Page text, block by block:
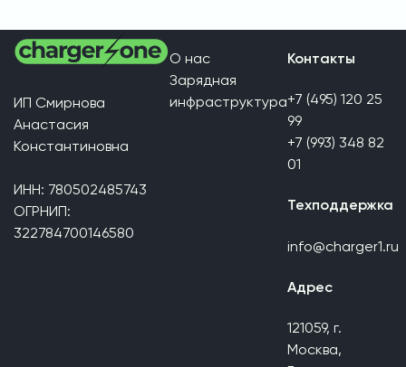
ИП Смирнова
Анастасия
Константиновна
ИНН: 780502485743
ОГРНИП:
322784700146580
О нас
Зарядная
инфраструктура
Контакты
+7 (495) 120 25
99
+7 (993) 348 82
01
Техподдержка
info@charger1.ru
Адрес
121059, г.
Москва,